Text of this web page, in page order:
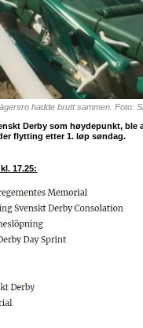
hadde brutt sammen. Foto:
Derby som høydepunkt,
flytting etter 1. løp søndag.
17.25: